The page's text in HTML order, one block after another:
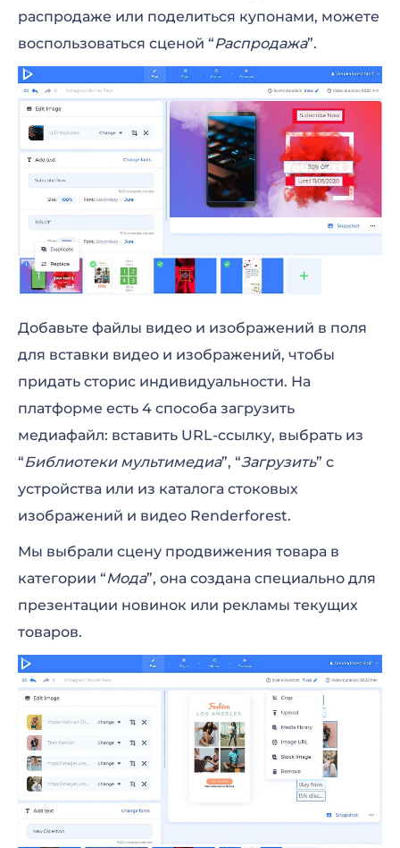
распродаже или поделиться купонами, можете
воспользоваться сценой “Распродажа”.
Добавьте файлы видео и изображений в поля
для вставки видео и изображений, чтобы
придать сторис индивидуальности. На
платформе есть 4 способа загрузить
медиафайл: вставить URL-ссылку, выбрать из
“Библиотеки мультимедиа”, “Загрузить” с
устройства или из каталога стоковых
изображений и видео Renderforest.
Мы выбрали сцену продвижения товара в
категории “Мода”, она создана специально для
презентации новинок или рекламы текущих
товаров.